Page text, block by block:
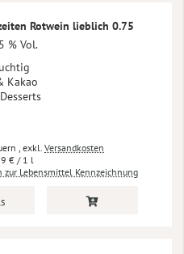
Rotwein lieblich 0.75
% Vol.
Kakao
, exkl. Versandkosten
€ / 1 l
zur Lebensmittel Kennzeichnung